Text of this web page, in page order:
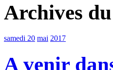
Archives
samedi 20 mai 2017
A venir